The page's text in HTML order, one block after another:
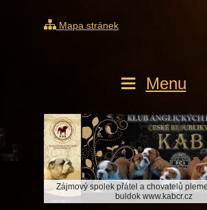
Mapa stránek
Menu
Zájmový spolek přátel a chovatelů
buldok www.kabcr.cz